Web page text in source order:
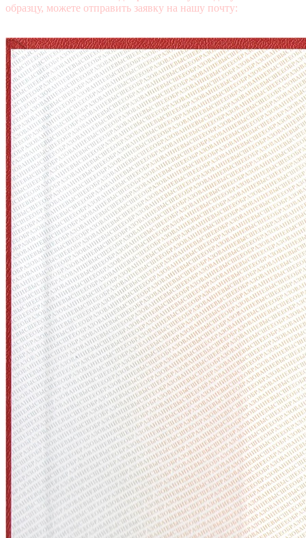
образцу, можете отправить заявку на нашу почту: